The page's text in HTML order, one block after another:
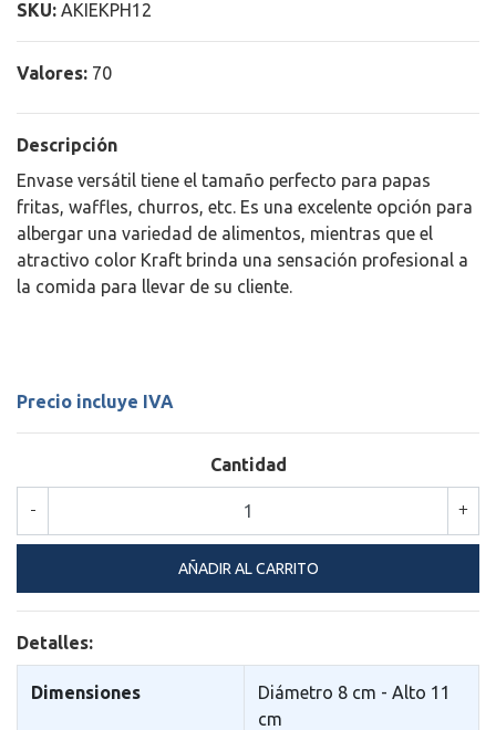
SKU: AKIEKPH12
Valores: 70
Descripción
Envase versátil tiene el tamaño perfecto para papas
fritas, waffles, churros, etc. Es una excelente opción para
albergar una variedad de alimentos, mientras que el
atractivo color Kraft brinda una sensación profesional a
la comida para llevar de su cliente.
Precio incluye IVA
Cantidad
+
-
Detalles:
Dimensiones
Diámetro 8 cm - Alto 11
cm